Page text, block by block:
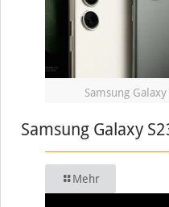
Samsung
Samsung Galaxy
Mehr